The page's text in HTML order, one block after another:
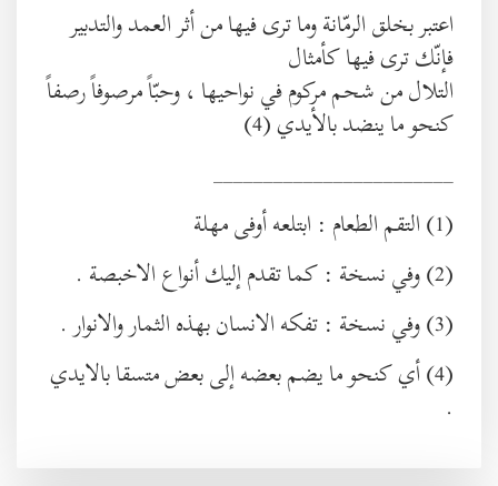
اعتبر بخلق الرمّانة وما ترى فيها من أثر العمد والتدبير
فإنّك ترى فيها كأمثال
التلال من شحم مركوم في نواحيها ، وحبّاً مرصوفاً رصفاً
كنحو ما ينضد بالأيدي (4)
________________________
(1) التقم الطعام : ابتلعه أوفى مهلة
(2) وفي نسخة : كما تقدم إليك أنواع الاخبصة .
(3) وفي نسخة : تفكه الانسان بهذه الثمار والانوار .
(4) أي كنحو ما يضم بعضه إلى بعض متسقا بالايدي
.